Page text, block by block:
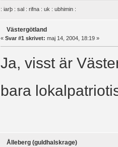
: iarþ : sal : rifna : uk : ubhimin :
Västergötland
« Svar #1 skrivet: maj 14, 2004, 18:19 »
Ja, visst är
bara
Ålleberg (guldhalskrage)